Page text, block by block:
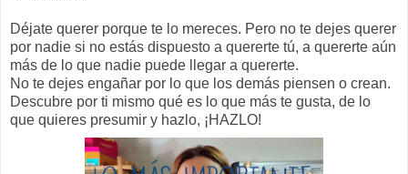
Déjate querer porque te lo mereces. Pero no te dejes querer
por nadie si no estás dispuesto a quererte tú, a quererte aún
más de lo que nadie puede llegar a quererte.
No te dejes engañar por lo que los demás piensen o crean.
Descubre por ti mismo qué es lo que más te gusta, de lo
que quieres presumir y hazlo, ¡HAZLO!